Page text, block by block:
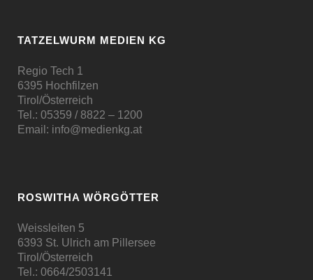
TATZELWURM MEDIEN KG
Regio Tech 1
6395 Hochfilzen
Tirol/Österreich
Tel.: 05359 / 8822 – 1200
Email: info@medienkg.at
ROSWITHA WÖRGÖTTER
Weissleiten 5
6393 St. Ulrich am Pillersee
Tirol/Österreich
Tel.: 0664/2503141